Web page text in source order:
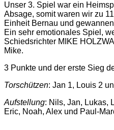
Unser 3. Spiel war ein
Absage, somit waren wir zu
Einheit Bernau und
Ein sehr emotionales Spiel,
Schiedsrichter MIKE
Mike.
3 Punkte und der erste Sieg
Torschützen: Jan 1, Louis 2
Aufstellung: Nils, Jan, Lukas,
Eric, Noah, Alex und Paul-